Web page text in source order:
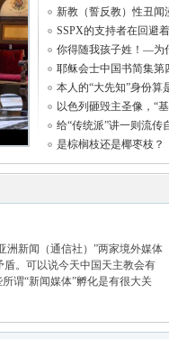
新教（誓反教）性丑闻
SSPX的支持者在回避
你得随我孩子姓！—为
耶稣会士中国书简集第
本人的“大先知”身份算
以色列砸毁主圣像，“
给“传统派”讲一则流传
是棕榈枝还是椰枣枝？
洲新闻（通信社）”两家境外媒体
。可以说今天中国天主教会有
谓“新闻媒体”孵化是有很大关